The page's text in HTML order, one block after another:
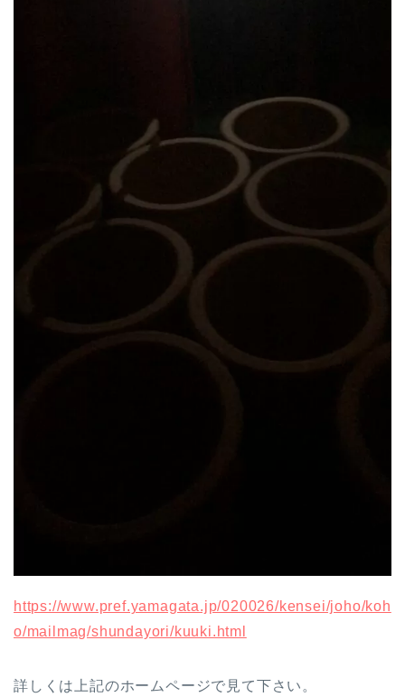
https://www.pref.yamagata.jp/020026/kensei/joho/koh
o/mailmag/shundayori/kuuki.html
詳しくは上記のホームページで見て下さい。